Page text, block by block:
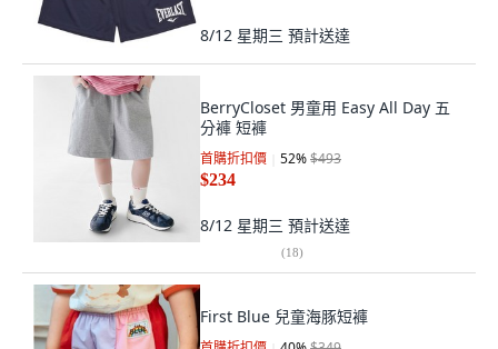
8/12 星期三 預計送達
BerryCloset 男童用 Easy All Day 五
分褲 短褲
首購折扣價 52%$493
$234
8/12 星期三 預計送達
(18)
First Blue 兒童海豚短褲